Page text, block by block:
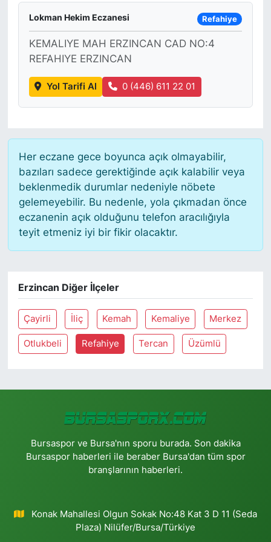
Lokman Hekim Eczanesi Refahiye
KEMALIYE MAH ERZINCAN CAD NO:4
REFAHIYE ERZINCAN
Yol Tarifi Al 0 (446) 611 22 01
Her eczane gece boyunca açık olmayabilir,
bazıları sadece gerektiğinde açık kalabilir veya
beklenmedik durumlar nedeniyle nöbete
gelemeyebilir. Bu nedenle, yola çıkmadan önce
eczanenin açık olduğunu telefon aracılığıyla
teyit etmeniz iyi bir fikir olacaktır.
Erzincan Diğer İlçeler
Çayirli İliç Kemah Kemaliye Merkez
Otlukbeli Refahiye Tercan Üzümlü
Bursaspor ve Bursa'nın sporu burada. Son dakika
Bursaspor haberleri ile beraber Bursa'dan tüm spor
branşlarının haberleri.
Konak Mahallesi Olgun Sokak No:48 Kat 3 D 11 (Seda
Plaza) Nilüfer/Bursa/Türkiye